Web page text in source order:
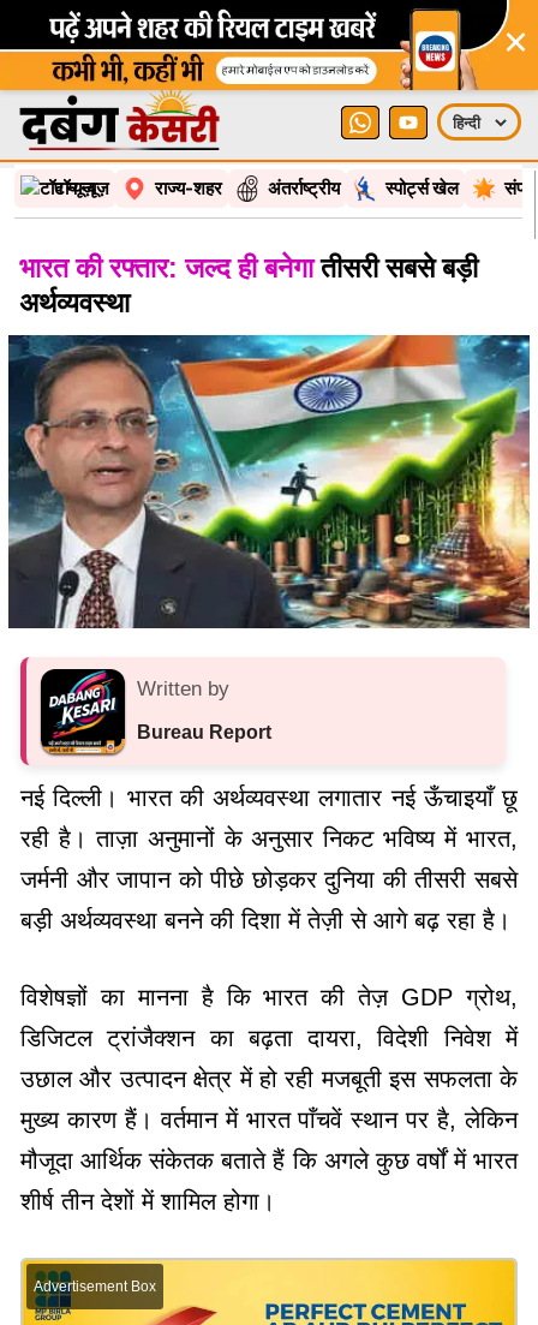
×
टॉप न्यूज़ राज्य-शहर अंतर्राष्ट्रीय स्पोर्ट्स खेल
भारत की रफ्तार: जल्द ही बनेगातीसरी सबसे बड़ी
अर्थव्यवस्था
Written by
Bureau Report
नई दिल्ली। भारत की अर्थव्यवस्था लगातार नई ऊँचाइयाँ छू
रही है। ताज़ा अनुमानों के अनुसार निकट भविष्य में भारत,
जर्मनी और जापान को पीछे छोड़कर दुनिया की तीसरी सबसे
बड़ी अर्थव्यवस्था बनने की दिशा में तेज़ी से आगे बढ़ रहा है।
विशेषज्ञों का मानना है कि भारत की तेज़ GDP ग्रोथ,
डिजिटल ट्रांजैक्शन का बढ़ता दायरा, विदेशी निवेश में
उछाल और उत्पादन क्षेत्र में हो रही मजबूती इस सफलता के
मुख्य कारण हैं। वर्तमान में भारत पाँचवें स्थान पर है, लेकिन
मौजूदा आर्थिक संकेतक बताते हैं कि अगले कुछ वर्षों में भारत
शीर्ष तीन देशों में शामिल होगा।
Advertisement Box